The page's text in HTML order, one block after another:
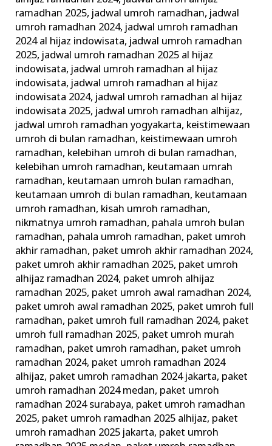
ramadhan 2025, jadwal umroh ramadhan, jadwal
umroh ramadhan 2024, jadwal umroh ramadhan
2024 al hijaz indowisata, jadwal umroh ramadhan
2025, jadwal umroh ramadhan 2025 al hijaz
indowisata, jadwal umroh ramadhan al hijaz
indowisata, jadwal umroh ramadhan al hijaz
indowisata 2024, jadwal umroh ramadhan al hijaz
indowisata 2025, jadwal umroh ramadhan alhijaz,
jadwal umroh ramadhan yogyakarta, keistimewaan
umroh di bulan ramadhan, keistimewaan umroh
ramadhan, kelebihan umroh di bulan ramadhan,
kelebihan umroh ramadhan, keutamaan umrah
ramadhan, keutamaan umroh bulan ramadhan,
keutamaan umroh di bulan ramadhan, keutamaan
umroh ramadhan, kisah umroh ramadhan,
nikmatnya umroh ramadhan, pahala umroh bulan
ramadhan, pahala umroh ramadhan, paket umroh
akhir ramadhan, paket umroh akhir ramadhan 2024,
paket umroh akhir ramadhan 2025, paket umroh
alhijaz ramadhan 2024, paket umroh alhijaz
ramadhan 2025, paket umroh awal ramadhan 2024,
paket umroh awal ramadhan 2025, paket umroh full
ramadhan, paket umroh full ramadhan 2024, paket
umroh full ramadhan 2025, paket umroh murah
ramadhan, paket umroh ramadhan, paket umroh
ramadhan 2024, paket umroh ramadhan 2024
alhijaz, paket umroh ramadhan 2024 jakarta, paket
umroh ramadhan 2024 medan, paket umroh
ramadhan 2024 surabaya, paket umroh ramadhan
2025, paket umroh ramadhan 2025 alhijaz, paket
umroh ramadhan 2025 jakarta, paket umroh